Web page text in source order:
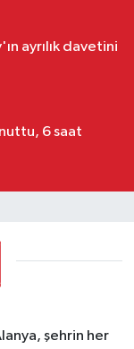
ayrılık davetini
6 saat
şehrin her